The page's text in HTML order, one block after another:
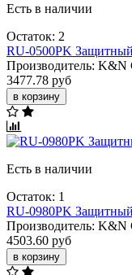
Есть в наличии
Остаток: 2
RU-0500PK
Производитель: K&N
3477.78 руб
в корзину
Есть в наличии
Остаток: 1
RU-0980PK
Производитель: K&N
4503.60 руб
в корзину